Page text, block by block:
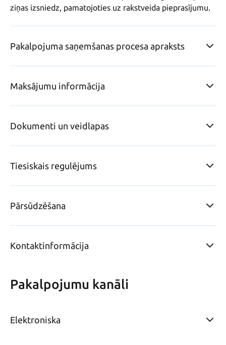
ziņas izsniedz, pamatojoties uz rakstveida pieprasījumu.
Pakalpojuma saņemšanas procesa apraksts
Maksājumu informācija
Dokumenti un veidlapas
Tiesiskais regulējums
Pārsūdzēšana
Kontaktinformācija
Pakalpojumu kanāli
Elektroniska